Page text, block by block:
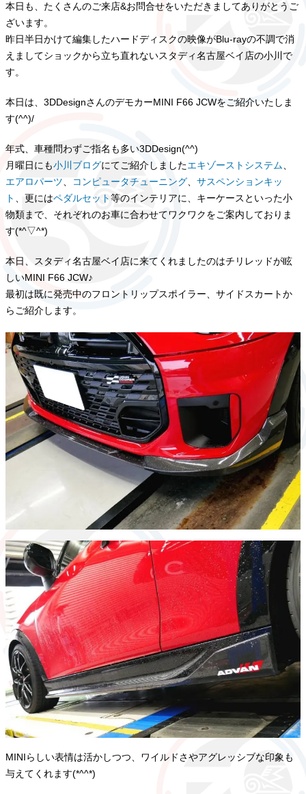
本日も、たくさんのご来店&お問合せをいただきましてありがとうご
ざいます。
昨日半日かけて編集したハードディスクの映像がBlu-rayの不調で消
えましてショックから立ち直れないスタディ名古屋ベイ店の小川で
す。
本日は、3DDesignさんのデモカーMINI F66 JCWをご紹介いたしま
す(^^)/
年式、車種問わずご指名も多い3DDesign(^^)
月曜日にも小川ブログにてご紹介しましたエキゾーストシステム
エアロパーツ
コンピュータチューニング
サスペンションキッ
ト
、更にはペダルセット等のインテリアに、キーケースといった小
物類まで、それぞれのお車に合わせてワクワクをご案内しておりま
す(*^▽^*)
本日、スタディ名古屋ベイ店に来てくれましたのはチリレッドが眩
しいMINI F66 JCW♪
最初は既に発売中のフロントリップスポイラー、サイドスカートか
らご紹介します。
MINIらしい表情は活かしつつ、ワイルドさやアグレッシブな印象も
与えてくれます(*^^*)